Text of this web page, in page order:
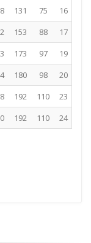
131 75 16
153 88 17
173 97 19
180 98 20
192 110 23
192 110 24